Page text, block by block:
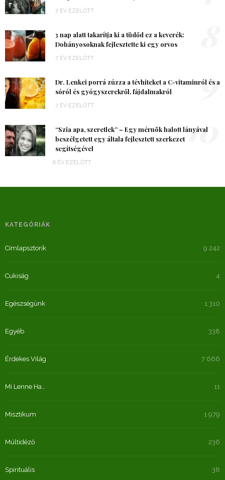
7 ÉV EZELŐTT
3 nap alatt takarítja ki a tüdőd ez a keverék:
Dohányosoknak fejlesztette ki egy orvos
7 ÉV EZELŐTT
Dr. Lenkei porrá zúzza a tévhiteket a C-vitaminról és a
sóról és gyógyszerekről, fájdalmakról
7 ÉV EZELŐTT
9
“Szia apa, szeretlek” – Egy mérnök halott lányával
beszélgetett egy általa fejlesztett szerkezet
segítségével
6 ÉV EZELŐTT
10
KATEGÓRIÁK
Címlapsztorik 9 242
Cukiság 4
Egészségünk 1 310
Egyéb 338
Érdekes Világ 7 666
Mi Lenne Ha… 11
Misztikum 1 979
Múltidéző 236
Spirituális 38